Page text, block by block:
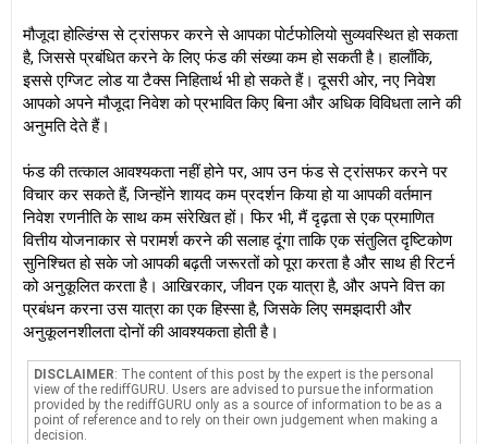
मौजूदा होल्डिंग्स से ट्रांसफर करने से आपका पोर्टफोलियो सुव्यवस्थित हो सकता
है, जिससे प्रबंधित करने के लिए फंड की संख्या कम हो सकती है। हालाँकि,
इससे एग्जिट लोड या टैक्स निहितार्थ भी हो सकते हैं। दूसरी ओर, नए निवेश
आपको अपने मौजूदा निवेश को प्रभावित किए बिना और अधिक विविधता लाने की
अनुमति देते हैं।
फंड की तत्काल आवश्यकता नहीं होने पर, आप उन फंड से ट्रांसफर करने पर
विचार कर सकते हैं, जिन्होंने शायद कम प्रदर्शन किया हो या आपकी वर्तमान
निवेश रणनीति के साथ कम संरेखित हों। फिर भी, मैं दृढ़ता से एक प्रमाणित
वित्तीय योजनाकार से परामर्श करने की सलाह दूंगा ताकि एक संतुलित दृष्टिकोण
सुनिश्चित हो सके जो आपकी बढ़ती जरूरतों को पूरा करता है और साथ ही रिटर्न
को अनुकूलित करता है। आखिरकार, जीवन एक यात्रा है, और अपने वित्त का
प्रबंधन करना उस यात्रा का एक हिस्सा है, जिसके लिए समझदारी और
अनुकूलनशीलता दोनों की आवश्यकता होती है।
DISCLAIMER: The content of this post by the expert is the personal
view of the rediffGURU. Users are advised to pursue the information
provided by the rediffGURU only as a source of information to be as a
point of reference and to rely on their own judgement when making a
decision.